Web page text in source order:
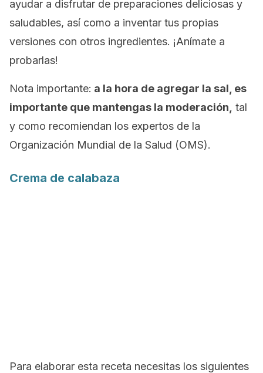
ayudar a disfrutar de preparaciones deliciosas y
saludables, así como a inventar tus propias
versiones con otros ingredientes. ¡Anímate a
probarlas!
Nota importante: a la hora de agregar la sal, es
importante que mantengas la moderación, tal
y como recomiendan los expertos de la
Organización Mundial de la Salud (OMS).
Crema de calabaza
Para elaborar esta receta necesitas los siguientes